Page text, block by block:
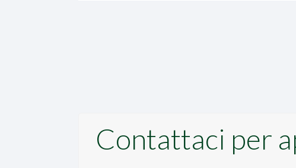
Contattaci per